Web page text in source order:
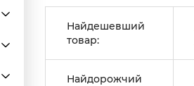
Найдешевший
товар:
Найдорожчий